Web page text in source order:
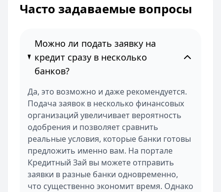
Часто задаваемые вопросы
Можно ли подать заявку на
кредит сразу в несколько
банков?
Да, это возможно и даже рекомендуется.
Подача заявок в несколько финансовых
организаций увеличивает вероятность
одобрения и позволяет сравнить
реальные условия, которые банки готовы
предложить именно вам. На портале
Кредитный Зай вы можете отправить
заявки в разные банки одновременно,
что существенно экономит время. Однако